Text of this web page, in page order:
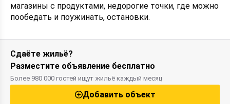
магазины с продуктами, недорогие точки, где можно
пообедать и поужинать, остановки.
Сдаёте жильё?
Разместите объявление бесплатно
Более 980 000 гостей ищут жильё каждый месяц
Добавить объект